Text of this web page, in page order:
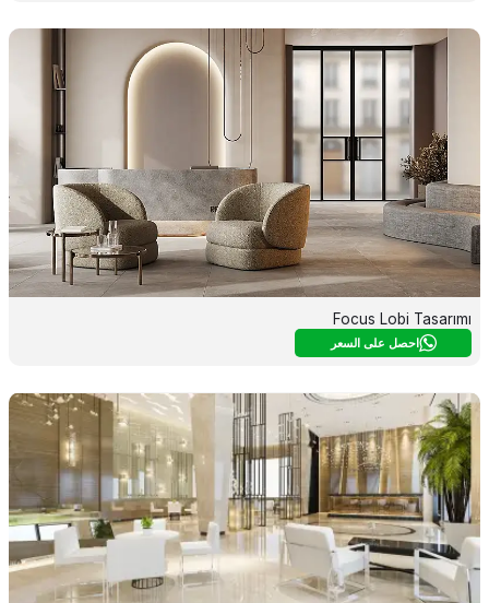
Focus Lobi Tasarımı
احصل على السعر